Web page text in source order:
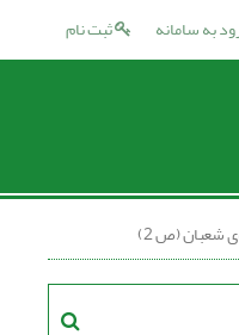
ثبت نام به سامانه
شعبان (ص 2)